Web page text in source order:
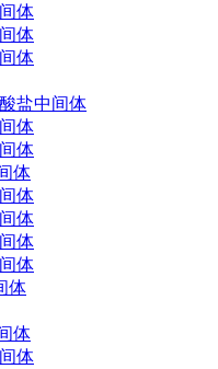
体
体
体
盐中间体
体
体
体
体
体
体
体
体
体
体